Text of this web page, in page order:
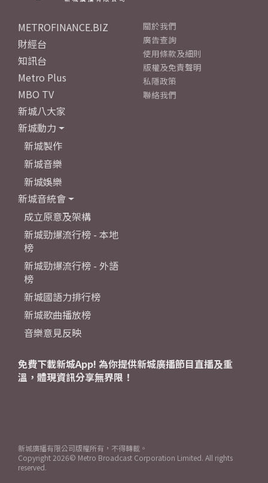
METROFINANCE.BIZ
財經台
知訊台
Metro Plus
MBO TV
新城八大家
新城動力
新城製作
新城音樂
新城娛樂
新城音統會
成立原意及架構
新城勁爆流行榜 - 本地
榜
新城勁爆流行榜 - 外語
榜
新城國語力排行榜
新城歌曲播放榜
音樂意見反映
關於我們
廣告查詢
使用條款及細則
版權及免責聲明
私隱政策
聯絡我們
免費下載新城App! 為你提供新城廣播節目直播及重
溫，體現資訊分享無界限！
新城廣播有限公司版權所有，不得轉載。
Copyright 2026© Metro Broadcast Corporation Limited. All rights
reserved.